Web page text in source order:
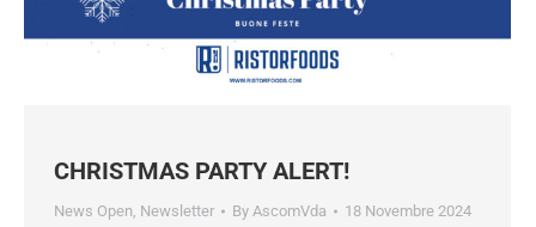
CHRISTMAS PARTY ALERT!
News Open, Newsletter By AscomVda 18 Novembre 2024